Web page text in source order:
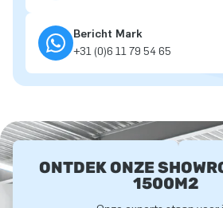
Bericht Mark
+31 (0)6 11 79 54 65
ONTDEK ONZE
1500M2